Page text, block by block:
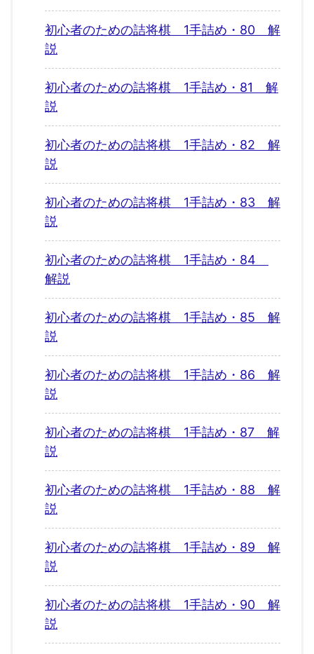
初心者のための詰将棋 1手詰め・80 解
説
初心者のための詰将棋 1手詰め・81 解
説
初心者のための詰将棋 1手詰め・82 解
説
初心者のための詰将棋 1手詰め・83 解
説
初心者のための詰将棋 1手詰め・84
解説
初心者のための詰将棋 1手詰め・85 解
説
初心者のための詰将棋 1手詰め・86 解
説
初心者のための詰将棋 1手詰め・87 解
説
初心者のための詰将棋 1手詰め・88 解
説
初心者のための詰将棋 1手詰め・89 解
説
初心者のための詰将棋 1手詰め・90 解
説